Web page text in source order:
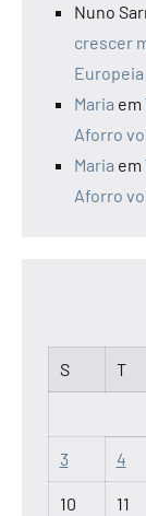
Nuno
crescer
Maria em
Aforro
Maria em
Aforro
S
T
3 4
10 11